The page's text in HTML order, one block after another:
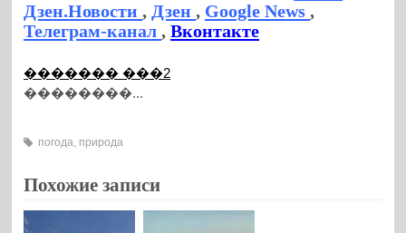
Дзен.Новости, Дзен, Google News,
Телеграм-канал,Вконтакте
������� ���2
��������...
погода, природа
Похожие записи